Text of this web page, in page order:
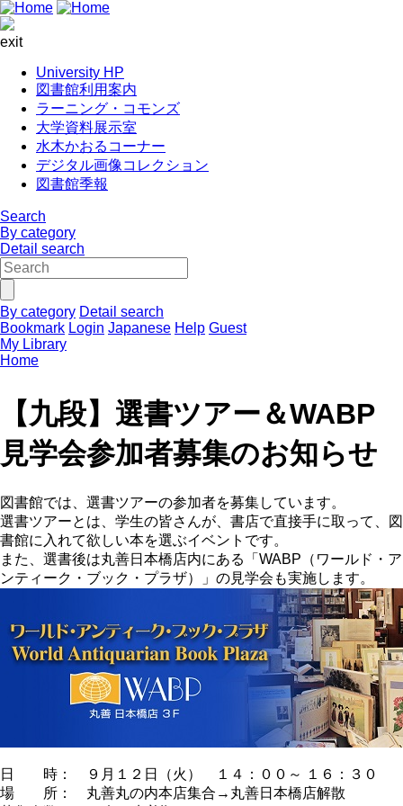
exit
University HP
図書館利用案内
ラーニング・コモンズ
大学資料展示室
水木かおるコーナー
デジタル画像コレクション
図書館季報
Search
By category
Detail search
By category Detail search
Bookmark Login Japanese Help Guest
My Library
Home
【九段】選書ツアー＆WABP
見学会参加者募集のお知らせ
図書館では、選書ツアーの参加者を募集しています。
選書ツアーとは、学生の皆さんが、書店で直接手に取って、図
書館に入れて欲しい本を選ぶイベントです。
また、選書後は丸善日本橋店内にある「WABP（ワールド・ア
ンティーク・ブック・プラザ）」の見学会も実施します。
日 時： ９月１２日（火） １４：００～ １６：３０
場 所： 丸善丸の内本店集合→丸善日本橋店解散